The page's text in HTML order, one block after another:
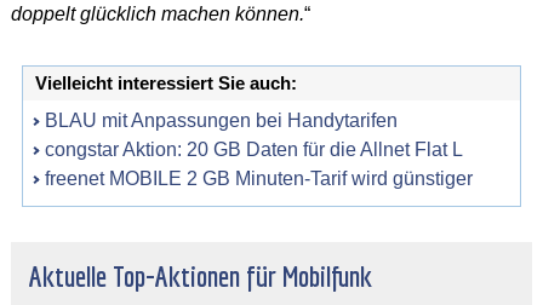
doppelt glücklich machen können.“
Vielleicht interessiert Sie auch:
BLAU mit Anpassungen bei Handytarifen
congstar Aktion: 20 GB Daten für die Allnet Flat L
freenet MOBILE 2 GB Minuten-Tarif wird günstiger
Aktuelle Top-Aktionen für Mobilfunk